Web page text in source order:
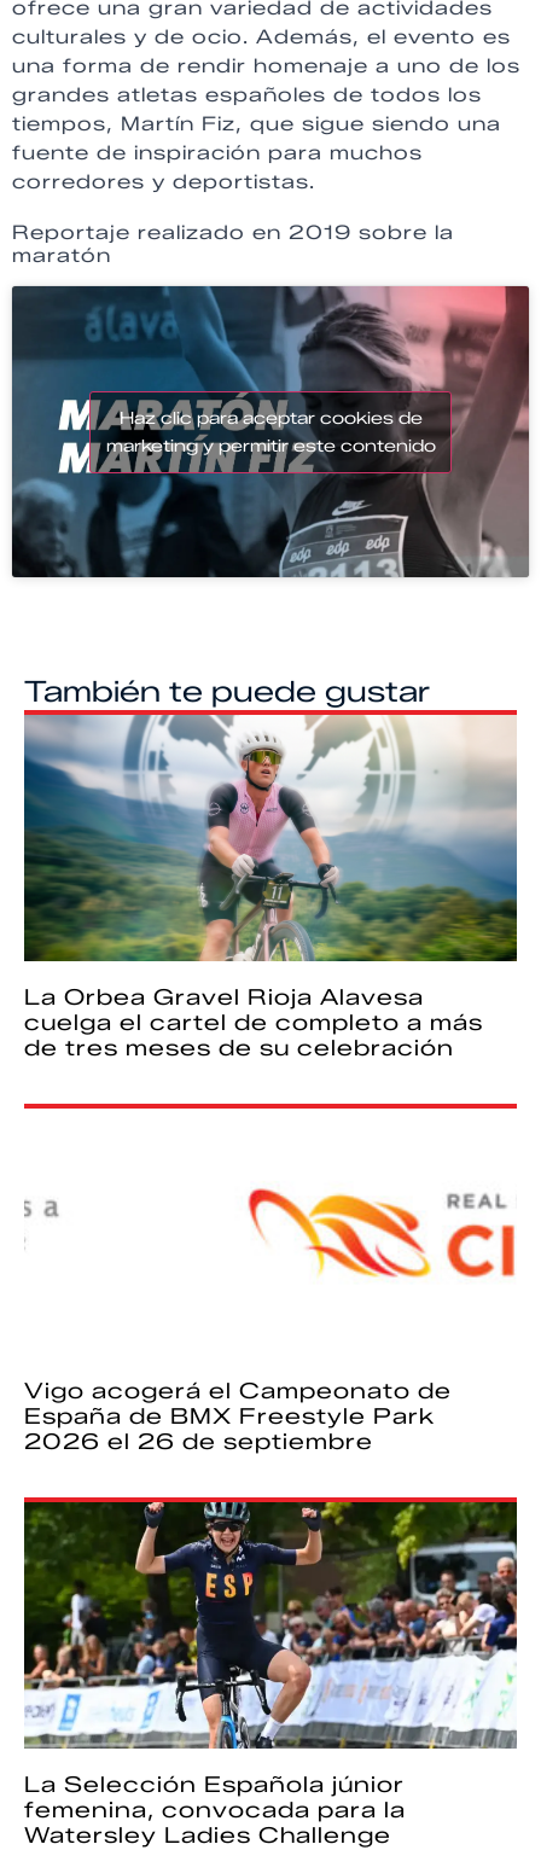
ofrece una gran variedad de actividades
culturales y de ocio. Además, el evento es
una forma de rendir homenaje a uno de los
grandes atletas españoles de todos los
tiempos, Martín Fiz, que sigue siendo una
fuente de inspiración para muchos
corredores y deportistas.
Reportaje realizado en 2019 sobre la
maratón
Haz clic para aceptar cookies de
marketing y permitir este contenido
También te puede gustar
La Orbea Gravel Rioja Alavesa
cuelga el cartel de completo a más
de tres meses de su celebración
Vigo acogerá el Campeonato de
España de BMX Freestyle Park
2026 el 26 de septiembre
La Selección Española júnior
femenina, convocada para la
Watersley Ladies Challenge